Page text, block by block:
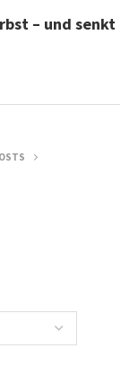
– und senkt